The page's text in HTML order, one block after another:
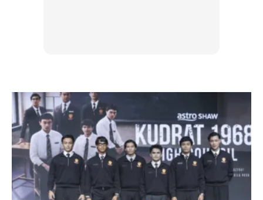
berkata, di atas kertas memang Thailand memiliki
kelebihan untuk bergelar juara berdasarkan prestasi
semasa pasukan tersebut.
“Ini kami akui dalam beberapa siri perlawanan sebelum ini
mereka (Thailand) berjaya menewaskan skuad
kebangsaan dan pesaing-pesaing yang bakal beraksi